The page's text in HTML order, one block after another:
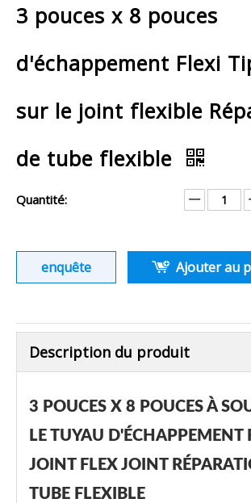
3 pouces x 8 pouces
d'échappement Flexi
sur le joint flexible
de tube flexible
Quantité:
enquête Ajouter au
Description du produit
3 POUCES X 8 POUCES À
LE TUYAU D'ÉCHAPPEMENT
JOINT FLEX JOINT
TUBE FLEXIBLE